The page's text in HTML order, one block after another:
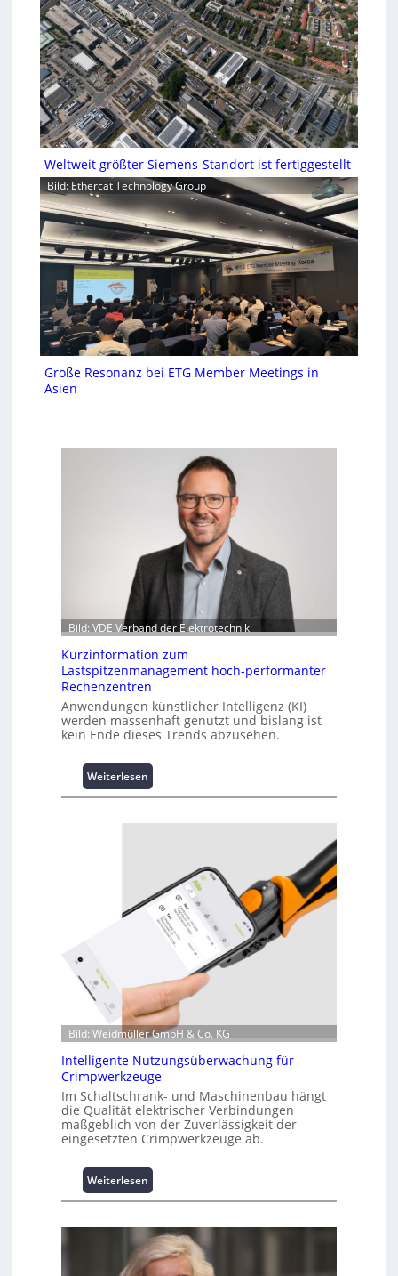
Weltweit größter Siemens-Standort ist fertiggestellt
Bild: Ethercat Technology Group
Große Resonanz bei ETG Member Meetings in
Asien
Bild: VDE Verband der Elektrotechnik
Kurzinformation zum
Lastspitzenmanagement hoch-performanter
Rechenzentren
Anwendungen künstlicher Intelligenz (KI)
werden massenhaft genutzt und bislang ist
kein Ende dieses Trends abzusehen.
Weiterlesen:
K
r
f
i
o
n
z
u
m
L
a
s
t
s
p
i
z
e
n
Bild: Weidmüller GmbH & Co. KG
Intelligente Nutzungsüberwachung für
Crimpwerkzeuge
Im Schaltschrank- und Maschinenbau hängt
die Qualität elektrischer Verbindungen
maßgeblich von der Zuverlässigkeit der
eingesetzten Crimpwerkzeuge ab.
Weiterlesen:
I
t
e
l